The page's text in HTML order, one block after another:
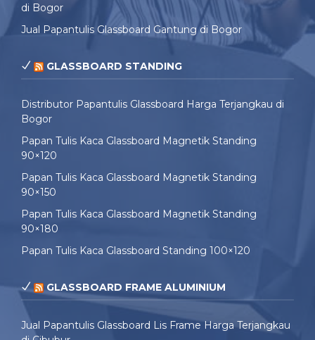
di Bogor
Jual Papantulis Glassboard Gantung di Bogor
GLASSBOARD STANDING
Distributor Papantulis Glassboard Harga Terjangkau di
Bogor
Papan Tulis Kaca Glassboard Magnetik Standing
90×120
Papan Tulis Kaca Glassboard Magnetik Standing
90×150
Papan Tulis Kaca Glassboard Magnetik Standing
90×180
Papan Tulis Kaca Glassboard Standing 100×120
GLASSBOARD FRAME ALUMINIUM
Jual Papantulis Glassboard Lis Frame Harga Terjangkau